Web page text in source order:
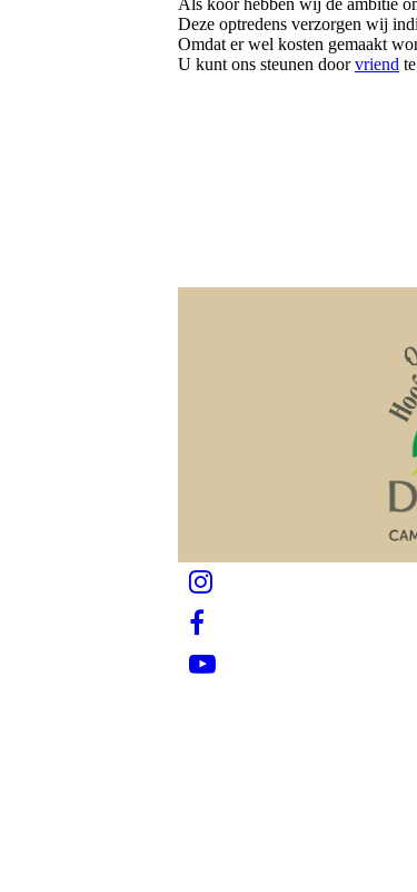
Als koor hebben wij de ambitie
Deze optredens verzorgen wij
Omdat er wel kosten gemaakt
U kunt ons steunen doorvriend